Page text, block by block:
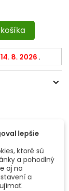
stola
stolov alebo
predovšetkým
a rumunský
,
14. 8. 2026 .
expand_more
lepšie
ktoré sú
a pohodlný
aj na
a